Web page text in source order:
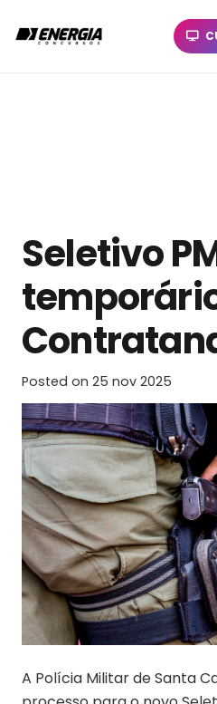
Seletivo
Posted on 25 nov 2025
A Polícia Militar de Santa